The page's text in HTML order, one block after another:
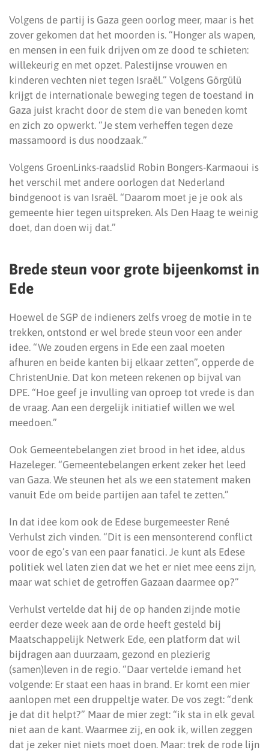
Volgens de partij is Gaza geen oorlog meer, maar is het
zover gekomen dat het moorden is. “Honger als wapen,
en mensen in een fuik drijven om ze dood te schieten:
willekeurig en met opzet. Palestijnse vrouwen en
kinderen vechten niet tegen Israël.” Volgens Görgülü
krijgt de internationale beweging tegen de toestand in
Gaza juist kracht door de stem die van beneden komt
en zich zo opwerkt. “Je stem verheffen tegen deze
massamoord is dus noodzaak.”
Volgens GroenLinks-raadslid Robin Bongers-Karmaoui is
het verschil met andere oorlogen dat Nederland
bindgenoot is van Israël. “Daarom moet je je ook als
gemeente hier tegen uitspreken. Als Den Haag te weinig
doet, dan doen wij dat.”
Brede steun voor grote bijeenkomst in
Ede
Hoewel de SGP de indieners zelfs vroeg de motie in te
trekken, ontstond er wel brede steun voor een ander
idee. “We zouden ergens in Ede een zaal moeten
afhuren en beide kanten bij elkaar zetten”, opperde de
ChristenUnie. Dat kon meteen rekenen op bijval van
DPE. “Hoe geef je invulling van oproep tot vrede is dan
de vraag. Aan een dergelijk initiatief willen we wel
meedoen.”
Ook Gemeentebelangen ziet brood in het idee, aldus
Hazeleger. “Gemeentebelangen erkent zeker het leed
van Gaza. We steunen het als we een statement maken
vanuit Ede om beide partijen aan tafel te zetten.”
In dat idee kom ook de Edese burgemeester René
Verhulst zich vinden. “Dit is een mensonterend conflict
voor de ego’s van een paar fanatici. Je kunt als Edese
politiek wel laten zien dat we het er niet mee eens zijn,
maar wat schiet de getroffen Gazaan daarmee op?”
Verhulst vertelde dat hij de op handen zijnde motie
eerder deze week aan de orde heeft gesteld bij
Maatschappelijk Netwerk Ede, een platform dat wil
bijdragen aan duurzaam, gezond en plezierig
(samen)leven in de regio. “Daar vertelde iemand het
volgende: Er staat een haas in brand. Er komt een mier
aanlopen met een druppeltje water. De vos zegt: “denk
je dat dit helpt?” Maar de mier zegt: “ik sta in elk geval
niet aan de kant. Waarmee zij, en ook ik, willen zeggen
dat je zeker niet niets moet doen. Maar: trek de rode lijn